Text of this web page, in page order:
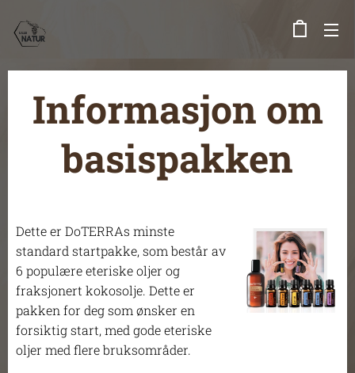
Informasjon om
basispakken
Dette er DoTERRAs minste
standard startpakke, som består av
6 populære eteriske oljer og
fraksjonert kokosolje. Dette er
pakken for deg som ønsker en
forsiktig start, med gode eteriske
oljer med flere bruksområder.